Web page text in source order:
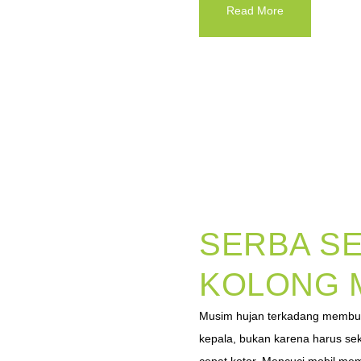
Read More
SERBA
KOLONG
Musim hujan terkadang
kepala, bukan karena harus